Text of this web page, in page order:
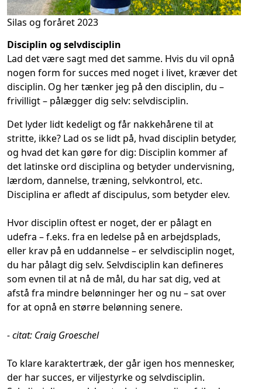
Silas og foråret 2023
Disciplin og selvdisciplin
Lad det være sagt med det samme. Hvis du vil opnå
nogen form for succes med noget i livet, kræver det
disciplin. Og her tænker jeg på den disciplin, du –
frivilligt – pålægger dig selv: selvdisciplin.
Det lyder lidt kedeligt og får nakkehårene til at
stritte, ikke? Lad os se lidt på, hvad disciplin betyder,
og hvad det kan gøre for dig: Disciplin kommer af
det latinske ord disciplina og betyder undervisning,
lærdom, dannelse, træning, selvkontrol, etc.
Disciplina er afledt af discipulus, som betyder elev.
Hvor disciplin oftest er noget, der er pålagt en
udefra – f.eks. fra en ledelse på en arbejdsplads,
eller krav på en uddannelse – er selvdisciplin noget,
du har pålagt dig selv. Selvdisciplin kan defineres
som evnen til at nå de mål, du har sat dig, ved at
afstå fra mindre belønninger her og nu – sat over
for at opnå en større belønning senere.
- citat: Craig Groeschel
To klare karaktertræk, der går igen hos mennesker,
der har succes, er viljestyrke og selvdisciplin.